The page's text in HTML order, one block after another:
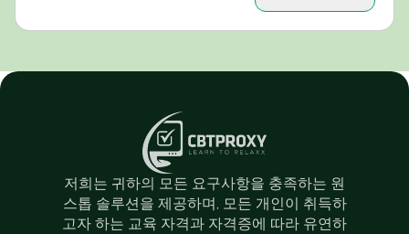
저희는 귀하의 모든 요구사항을 충족하는 원
스톱 솔루션을 제공하며, 모든 개인이 취득하
고자 하는 교육 자격과 자격증에 따라 유연하